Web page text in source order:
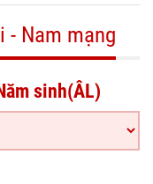
- Nam mạng
sinh(ÂL)